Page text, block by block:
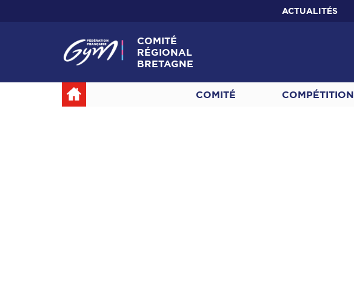
ACTUALITÉS
COMITÉ
RÉGIONAL
BRETAGNE
COMITÉ COMPÉTITION